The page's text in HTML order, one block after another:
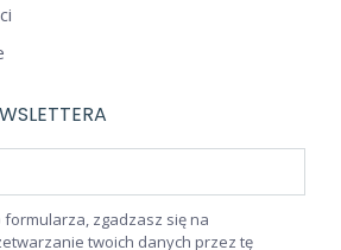
formularza, zgadzasz się na
twoich danych przez tę